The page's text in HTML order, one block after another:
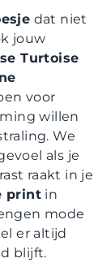
dat niet
jouw
Turtoise
voor
willen
We
als je
raakt in je
print in
mode
er altijd
blijft.